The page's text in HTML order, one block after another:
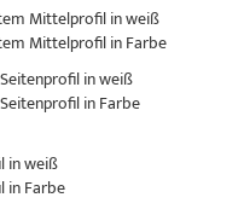
Mittelprofil in weiß
Mittelprofil in Farbe
in weiß
in Farbe
in weiß
in Farbe